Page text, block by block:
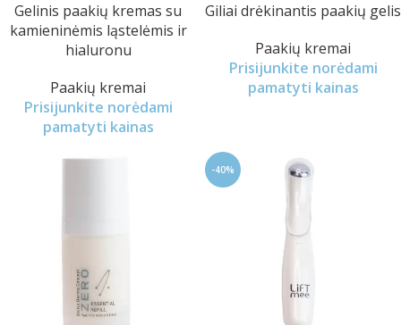
Gelinis paakių kremas su
kamieninėmis ląstelėmis ir
hialuronu
Paakių kremai
Prisijunkite norėdami
pamatyti kainas
Giliai drėkinantis paakių gelis
Paakių kremai
Prisijunkite norėdami
pamatyti kainas
-40%